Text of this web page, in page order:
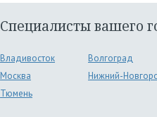
Специалисты вашего
Владивосток
Волгоград
Москва
Нижний-
Тюмень